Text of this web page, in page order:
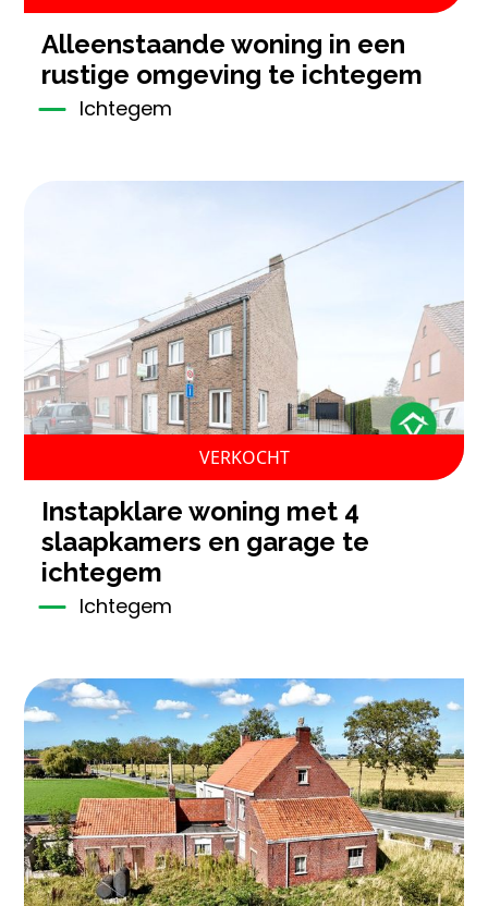
alleenstaande woning in een
rustige omgeving te ichtegem
Ichtegem
VERKOCHT
instapklare woning met 4
slaapkamers en garage te
ichtegem
Ichtegem